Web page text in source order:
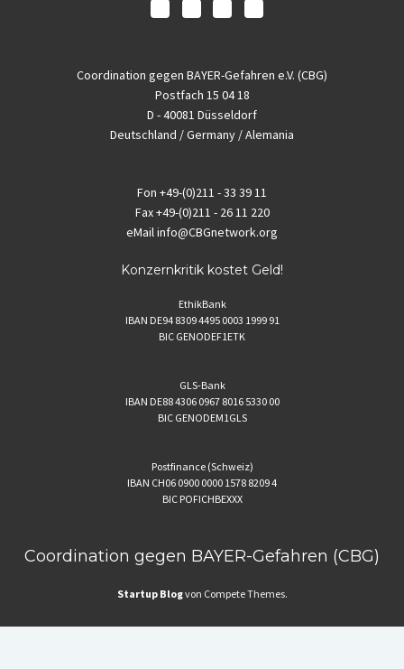
Coordination gegen BAYER-Gefahren e.V. (CBG)
Postfach 15 04 18
D - 40081 Düsseldorf
Deutschland / Germany / Alemania
Fon +49-(0)211 - 33 39 11
Fax+49-(0)211 - 26 11 220
eMailinfo@CBGnetwork.org
Konzernkritik kostet Geld!
EthikBank
IBAN DE94 8309 4495 0003 1999 91
BIC GENODEF1ETK
GLS-Bank
IBAN DE88 4306 0967 8016 5330 00
BIC GENODEM1GLS
Postfinance (Schweiz)
IBAN CH06 0900 0000 1578 8209 4
BIC POFICHBEXXX
Coordination gegen BAYER-Gefahren (CBG)
Startup Blogvon Compete Themes.